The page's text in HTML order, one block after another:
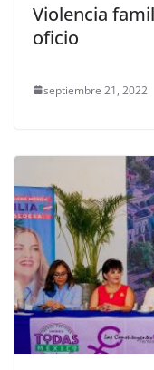
Violencia
oficio
septiembre 21, 2022